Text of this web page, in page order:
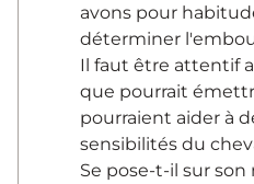
avons pour
déterminer
Il faut être attentif
que pourrait
pourraient aider à
sensibilités du
Se pose-t-il sur son